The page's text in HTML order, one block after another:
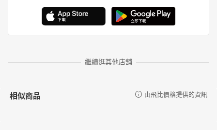
繼續逛其他店舖
相似商品 由飛比價格提供的資訊